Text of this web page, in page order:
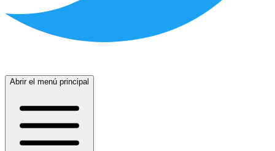
Abrir el menú principal